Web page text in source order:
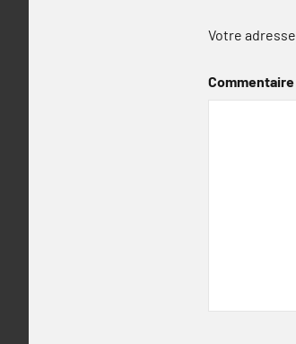
Votre
Commentaire